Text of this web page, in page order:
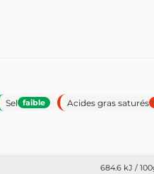
Sel faible Acides gras saturés
684.6 kJ /